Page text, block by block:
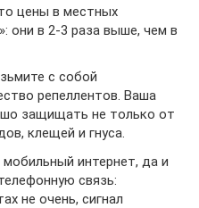
цены в местных
они в 2-3 раза выше, чем в
с собой
репеллентов. Ваша
защищать не только от
клещей и гнуса.
интернет, да и
связь:
не очень, сигнал